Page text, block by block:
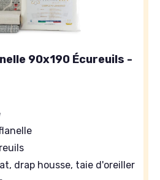
90x190 Écureuils -
drap housse, taie d'oreiller